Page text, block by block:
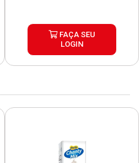
FAÇA SEU
LOGIN